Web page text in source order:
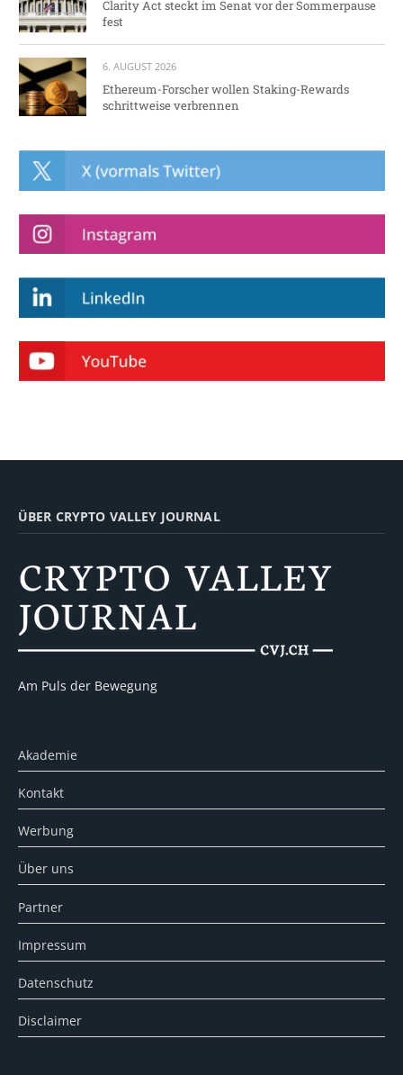
Clarity Act steckt im Senat vor der Sommerpause
fest
6. AUGUST 2026
Ethereum-Forscher wollen Staking-Rewards
schrittweise verbrennen
ÜBER CRYPTO VALLEY JOURNAL
Am Puls der Bewegung
Akademie
Kontakt
Werbung
Über uns
Partner
Impressum
Datenschutz
Disclaimer